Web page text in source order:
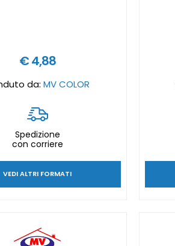
€ 4,88
da: MV COLOR
Spedizione
con corriere
VEDI ALTRI FORMATI